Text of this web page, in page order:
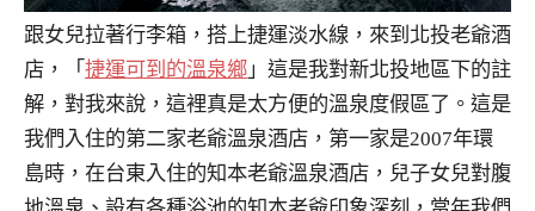
跟女兒拉著行李箱，搭上捷運淡水線，來到北投老爺酒
店，「 捷運可到的溫泉鄉 」這是我對新北投地區下的註
解，對我來說，這裡真是太方便的溫泉度假區了。這是
我們入住的第二家老爺溫泉酒店，第一家是2007年環
島時，在台東入住的知本老爺溫泉酒店，兒子女兒對腹